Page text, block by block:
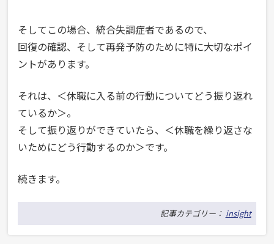
そしてこの場合、統合失調症者であるので、
回復の確認、そして再発予防のために特に大切なポイ
ントがあります。
それは、＜休職に入る前の行動についてどう振り返れ
ているか＞。
そして振り返りができていたら、＜休職を繰り返さな
いためにどう行動するのか＞です。
続きます。
記事カテゴリー： insight